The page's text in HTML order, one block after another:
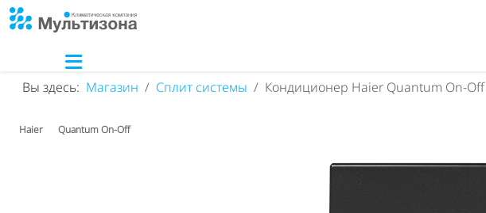
Вы здесь: Магазин Сплит системы Кондиционер Haier Quantum On-Off
Haier Quantum On-Off